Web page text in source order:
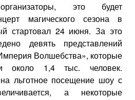
это будет
магического сезона в
стартовал 24 июня. За это
девять представлений
Волшебства», которые
около 1,4 тыс. человек.
льготное посещение шоу с
а некоторые